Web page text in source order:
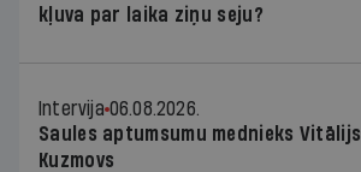
kļuva par laika ziņu seju?
Intervija 06.08.2026.
Saules aptumsumu mednieks Vitālijs
Kuzmovs